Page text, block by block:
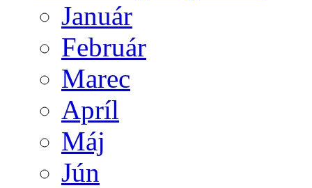
Január
Február
Marec
Apríl
Máj
Jún